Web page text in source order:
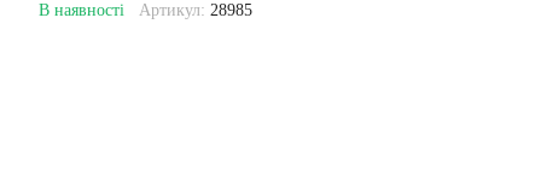
В наявності Артикул: 28985